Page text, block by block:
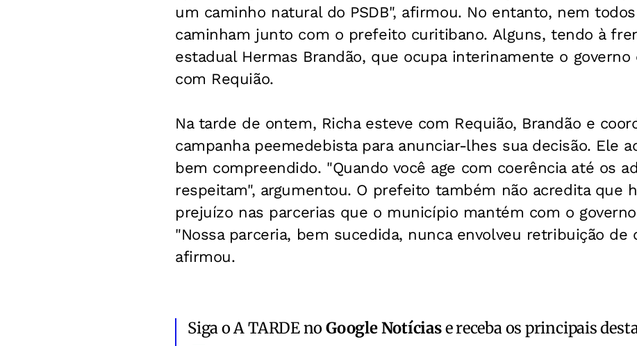
um caminho natural do PSDB", afirmou. No entanto, nem
caminham junto com o prefeito curitibano. Alguns, tendo à
estadual Hermas Brandão, que ocupa interinamente o governo
com Requião.
Na tarde de ontem, Richa esteve com Requião, Brandão e
campanha peemedebista para anunciar-lhes sua decisão. Ele
bem compreendido. "Quando você age com coerência até os
respeitam", argumentou. O prefeito também não acredita que
prejuízo nas parcerias que o município mantém com o
"Nossa parceria, bem sucedida, nunca envolveu retribuição de
afirmou.
Siga o A TARDE noGoogle Notíciase receba os principais